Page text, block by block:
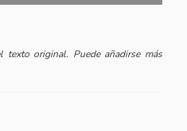
texto original. Puede añadirse más